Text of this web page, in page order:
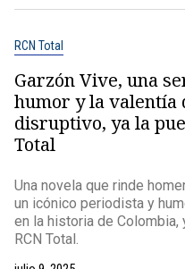
RCN Total
Garzón Vive, una
humor y la valentía
disruptivo, ya la
Total
Una novela que rinde
un icónico periodista y
en la historia de
RCN Total.